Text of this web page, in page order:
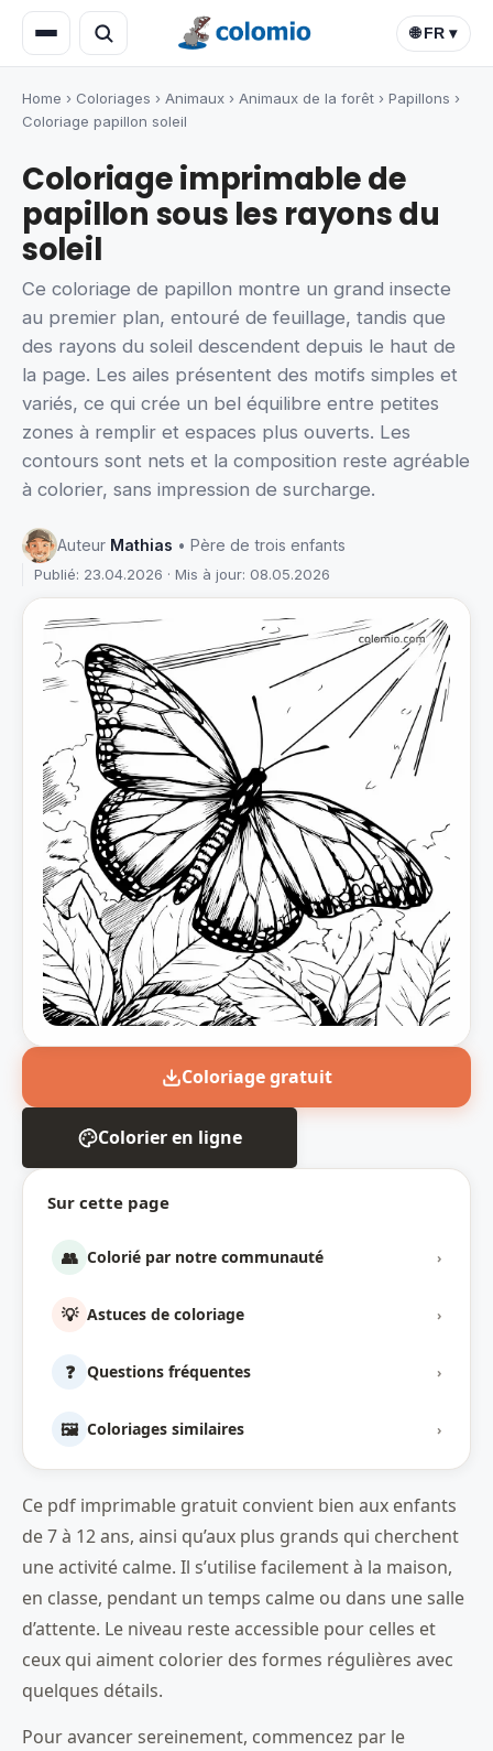
🌐 FR ▾
Home › Coloriages › Animaux › Animaux de la forêt › Papillons ›
Coloriage papillon soleil
Coloriage imprimable de
papillon sous les rayons du
soleil
Ce coloriage de papillon montre un grand insecte
au premier plan, entouré de feuillage, tandis que
des rayons du soleil descendent depuis le haut de
la page. Les ailes présentent des motifs simples et
variés, ce qui crée un bel équilibre entre petites
zones à remplir et espaces plus ouverts. Les
contours sont nets et la composition reste agréable
à colorier, sans impression de surcharge.
Auteur Mathias • Père de trois enfants
Publié: 23.04.2026 · Mis à jour: 08.05.2026
Sur cette page
👥 Colorié par notre communauté ›
💡 Astuces de coloriage ›
❓ Questions fréquentes ›
🖼️ Coloriages similaires ›
Coloriage gratuit
Colorier en ligne
Ce pdf imprimable gratuit convient bien aux enfants
de 7 à 12 ans, ainsi qu’aux plus grands qui cherchent
une activité calme. Il s’utilise facilement à la maison,
en classe, pendant un temps calme ou dans une salle
d’attente. Le niveau reste accessible pour celles et
ceux qui aiment colorier des formes régulières avec
quelques détails.
Pour avancer sereinement, commencez par le